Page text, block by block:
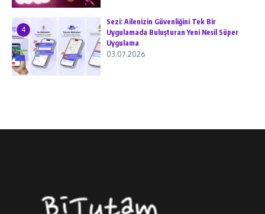
4
Sezi: Ailenizin Güvenliğini Tek Bir
Uygulamada Buluşturan Yeni Nesil Süper
Uygulama
03.07.2026